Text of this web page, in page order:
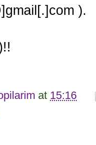
).
at 15:16